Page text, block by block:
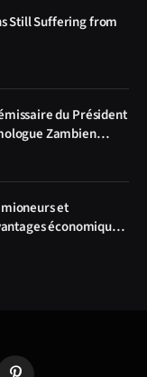
Still Suffering from
du Président
Zambien
route Kolwezi -
et
économiques